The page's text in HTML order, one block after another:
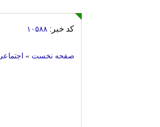
کد خبر: ۱۰۵۸۸
صفحه نخست »